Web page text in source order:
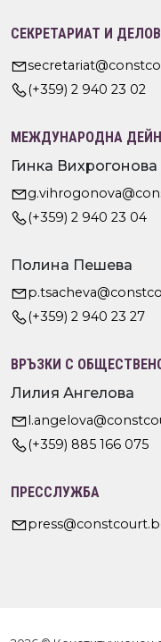
СЕКРЕТАРИАТ И
(+359) 2 940 23 02
МЕЖДУНАРОДНА
Гинка Вихрогонова
(+359) 2 940 23 04
Полина Пешева
(+359) 2 940 23 27
ВРЪЗКИ С
Лилия Ангелова
(+359) 885 166 075
ПРЕССЛУЖБА